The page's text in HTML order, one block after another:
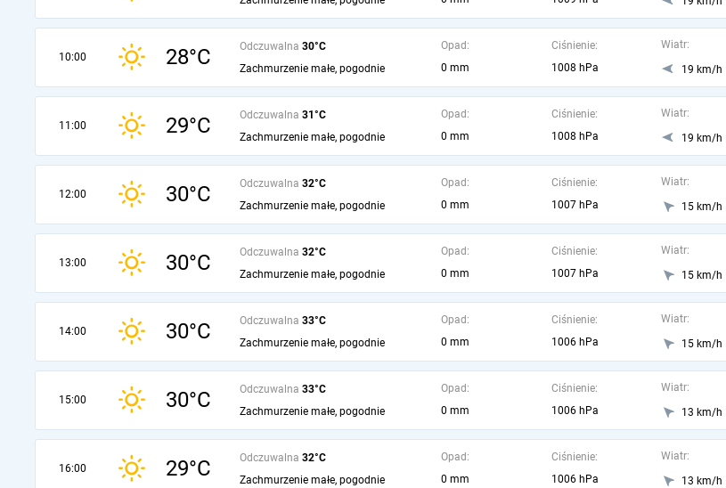
10:00 28°C Odczuwalna 30°C
Zachmurzenie małe, pogodnie
Opad:
0 mm
Ciśnienie:
1008 hPa
Wiatr:
19 km/h
11:00 29°C Odczuwalna 31°C
Zachmurzenie małe, pogodnie
Opad:
0 mm
Ciśnienie:
1008 hPa
Wiatr:
19 km/h
12:00 30°C Odczuwalna 32°C
Zachmurzenie małe, pogodnie
Opad:
0 mm
Ciśnienie:
1007 hPa
Wiatr:
15 km/h
13:00 30°C Odczuwalna 32°C
Zachmurzenie małe, pogodnie
Opad:
0 mm
Ciśnienie:
1007 hPa
Wiatr:
15 km/h
14:00 30°C Odczuwalna 33°C
Zachmurzenie małe, pogodnie
Opad:
0 mm
Ciśnienie:
1006 hPa
Wiatr:
15 km/h
15:00 30°C Odczuwalna 33°C
Zachmurzenie małe, pogodnie
Opad:
0 mm
Ciśnienie:
1006 hPa
Wiatr:
13 km/h
16:00 29°C Odczuwalna 32°C
Zachmurzenie małe, pogodnie
Opad:
0 mm
Ciśnienie:
1006 hPa
Wiatr:
13 km/h